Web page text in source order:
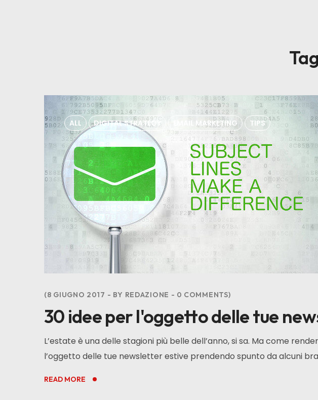
ALL DIGITAL STRATEGY EMAIL MARKETING TIPS
8 GIUGNO 2017 BY REDAZIONE 0 COMMENTS
30 idee per l'oggetto delle tue
L’estate è una delle stagioni più belle dell’anno, si sa. Ma come
l’oggetto delle tue newsletter estive prendendo spunto da alcuni
READ MORE